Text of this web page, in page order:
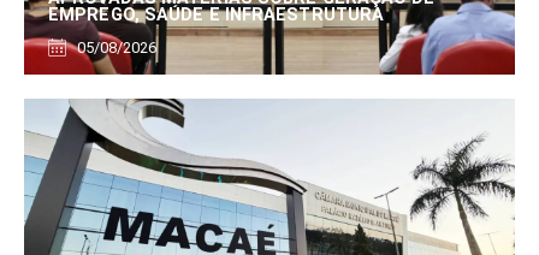
EMPREGO, SAÚDE E INFRAESTRUTURA
05/08/2026